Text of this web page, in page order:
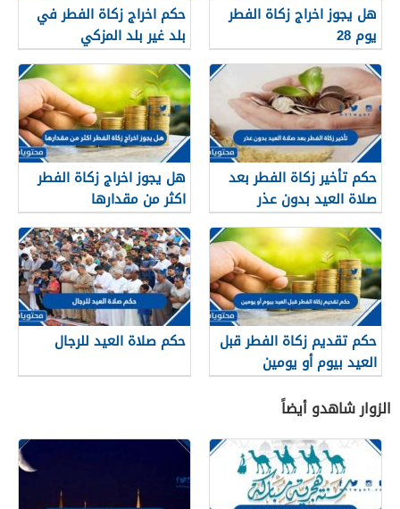
هل يجوز اخراج زكاة الفطر
يوم 28
حكم اخراج زكاة الفطر في
بلد غير بلد المزكي
حكم تأخير زكاة الفطر بعد
صلاة العيد بدون عذر
هل يجوز اخراج زكاة الفطر
اكثر من مقدارها
حكم تقديم زكاة الفطر قبل
العيد بيوم أو يومين
حكم صلاة العيد للرجال
الزوار شاهدو أيضاً